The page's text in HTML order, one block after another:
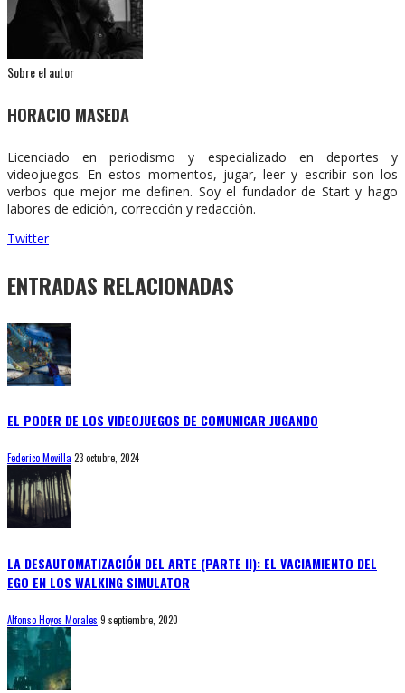
Sobre el autor
HORACIO MASEDA
Licenciado en periodismo y especializado en deportes y
videojuegos. En estos momentos, jugar, leer y escribir son los
verbos que mejor me definen. Soy el fundador de Start y hago
labores de edición, corrección y redacción.
Twitter
ENTRADAS RELACIONADAS
EL PODER DE LOS VIDEOJUEGOS DE COMUNICAR JUGANDO
Federico Movilla 23 octubre, 2024
LA DESAUTOMATIZACIÓN DEL ARTE (PARTE II): EL VACIAMIENTO DEL
EGO EN LOS WALKING SIMULATOR
Alfonso Hoyos Morales 9 septiembre, 2020